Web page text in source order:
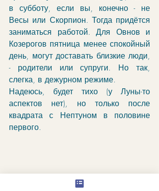
в субботу, если вы, конечно - не
Весы или Скорпион. Тогда придётся
заниматься работой. Для Овнов и
Козерогов пятница менее спокойный
день, могут доставать близкие люди,
- родители или супруги. Но так,
слегка, в дежурном режиме.
Надеюсь, будет тихо (у Луны-то
аспектов нет), но только после
квадрата с Нептуном в половине
первого.